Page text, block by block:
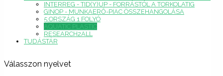
INTERREG - TID(Y)UP - FORRÁSTÓL A TORKOLATIG
GINOP - MUNKAERŐ-PIAC ÖSSZEHANGOLÁSA
5 ORSZÁG 1 FOLYÓ
AQUATIC PLASTIC
RESEARCH2ALL
TUDÁSTÁR
Válasszon nyelvet